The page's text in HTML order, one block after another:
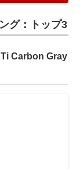
グ：トップ3
Carbon Gray